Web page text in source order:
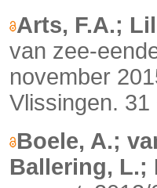
Arts, F.A.;
van zee-
november
Vlissingen. 31
Boele, A.;
Ballering, L.;